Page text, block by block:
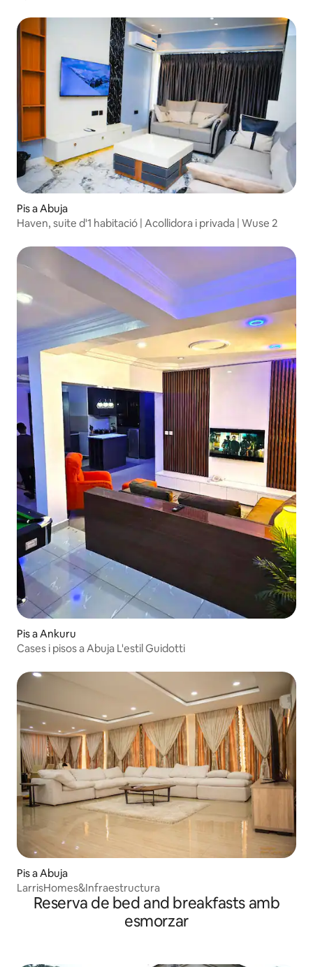
Pis a Abuja
Haven, suite d'1 habitació | Acollidora i privada | Wuse 2
Pis a Ankuru
Cases i pisos a Abuja L'estil Guidotti
Pis a Abuja
LarrisHomes&Infraestructura
Reserva de bed and breakfasts amb
esmorzar